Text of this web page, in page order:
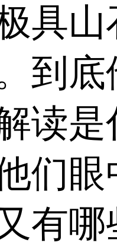
具山
到底
读是
们眼
有哪